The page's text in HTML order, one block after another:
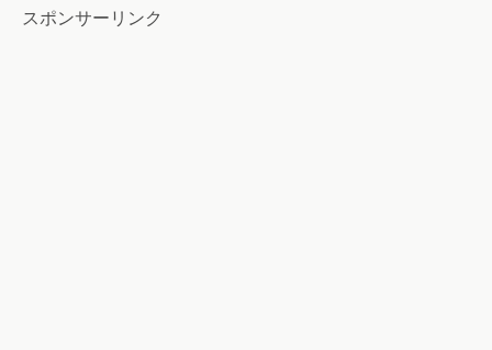
スポンサーリンク